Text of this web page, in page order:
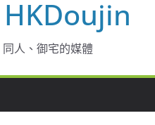
人、御宅的媒體